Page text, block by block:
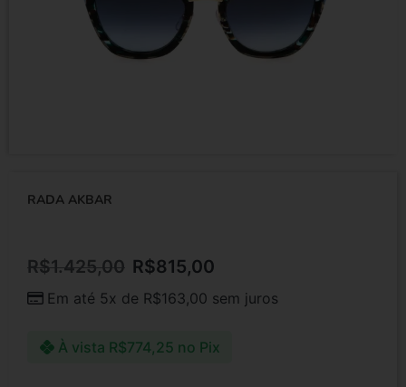
RADA AKBAR
R$1.425,00 R$815,00
Em até 5x de R$163,00 sem juros
À vista R$774,25 no Pix